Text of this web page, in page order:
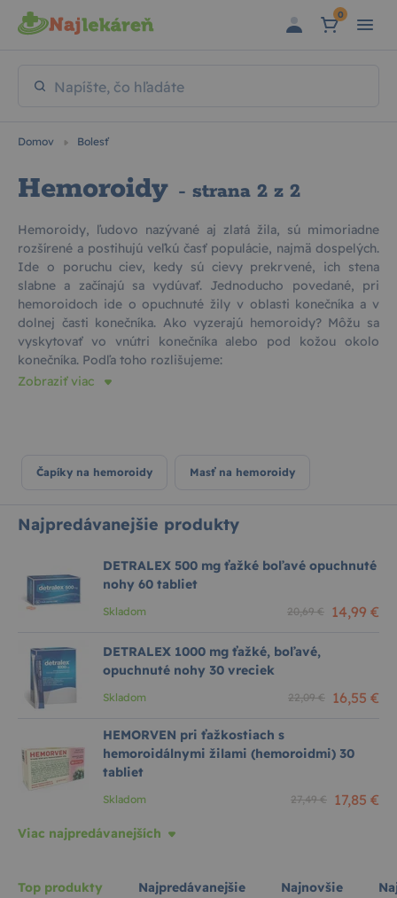
Preskočiť na hlavný obsah 0
Napíšte, čo hľadáte
Domov Bolesť
Hemoroidy - strana 2 z 2
Hemoroidy, ľudovo nazývané aj zlatá žila, sú mimoriadne
rozšírené a postihujú veľkú časť populácie, najmä dospelých.
Ide o poruchu ciev, kedy sú cievy prekrvené, ich stena
slabne a začínajú sa vydúvať. Jednoducho povedané, pri
hemoroidoch ide o opuchnuté žily v oblasti konečníka a v
dolnej časti konečníka. Ako vyzerajú hemoroidy? Môžu sa
vyskytovať vo vnútri konečníka alebo pod kožou okolo
konečníka. Podľa toho rozlišujeme:
Zobraziť viac
Čapíky na hemoroidy Masť na hemoroidy
Najpredávanejšie produkty
DETRALEX 500 mg ťažké boľavé opuchnuté
nohy 60 tabliet
Skladom 20,69 € 14,99 €
DETRALEX 1000 mg ťažké, boľavé,
opuchnuté nohy 30 vreciek
Skladom 22,09 € 16,55 €
HEMORVEN pri ťažkostiach s
hemoroidálnymi žilami (hemoroidmi) 30
tabliet
Skladom 27,49 € 17,85 €
Viac najpredávanejších
Top produkty Najpredávanejšie Najnovšie